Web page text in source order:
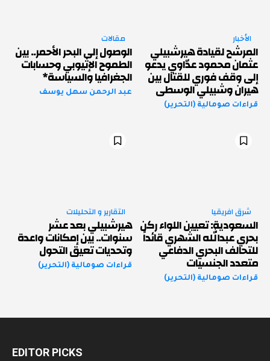
الأخبار
المرشح لقيادة هيرشبيلي
عثمان محمود عدّاوي يدعو
إلى وقف فوري للقتال بين
هيران وشبيلي الوسطى
قراءات صومالية (التحرير)
مقالات
الوصول إلى البحر الأحمر.. بين
الطموح الإثيوبي وحسابات
الجغرافيا والسياسة*
عبد الرحمن سهل يوسف
شرق افريقيا
السعودية: تعيين اللواء ركن
بحري عبدالله الشهري قائداً
للتحالف البحري الدفاعي
متعدد الجنسيات
قراءات صومالية (التحرير)
التقارير و التحليلات
هيرشبيلي بعد عشر
سنوات.. بين إمكانات واعدة
وتحديات تعيق التحول
قراءات صومالية (التحرير)
EDITOR PICKS